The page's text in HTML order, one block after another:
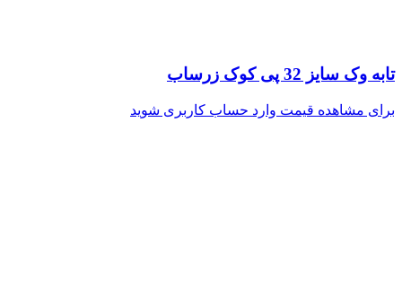
تابه وک سایز 32 پی کوک زرساب
برای مشاهده قیمت وارد حساب کاربری شوید